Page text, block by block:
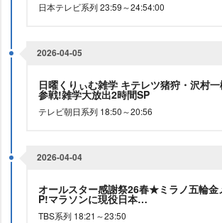
日本テレビ系列 23:59～24:54:00
2026-04-05
日曜くりぃむ雑学 キテレツ猪狩・沢村
参戦!雑学大放出2時間SP
テレビ朝日系列 18:50～20:56
2026-04-04
オールスター感謝祭26春★ミラノ五輪金
P!マラソンに現役日本…
TBS系列 18:21～23:50